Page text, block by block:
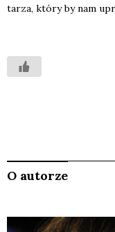
ta­rza, któ­ry by nam
O autorze